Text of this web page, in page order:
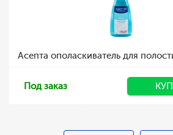
Асепта ополаскиватель для
Под заказ